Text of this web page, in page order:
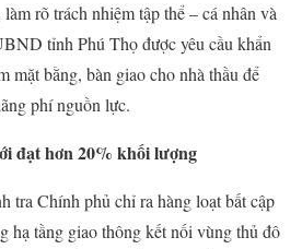
rõ trách nhiệm tập thể – cá nhân và
tỉnh Phú Thọ được yêu cầu khẩn
mặt bằng, bàn giao cho nhà thầu để
phí nguồn lực.
đạt hơn 20% khối lượng
tra Chính phủ chỉ ra hàng loạt bất cập
hạ tầng giao thông kết nối vùng thủ đô